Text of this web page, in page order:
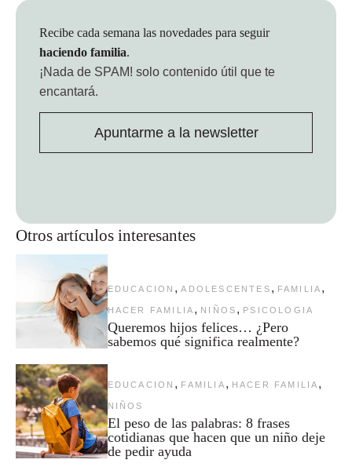
Otros artículos interesantes
EDUCACION , ADOLESCENTES , FAMILIA ,
HACER FAMILIA , NIÑOS , PSICOLOGIA
Queremos hijos felices… ¿Pero
sabemos qué significa realmente?
EDUCACION , FAMILIA , HACER FAMILIA ,
NIÑOS
El peso de las palabras: 8 frases
cotidianas que hacen que un niño deje
de pedir ayuda
Recibe cada semana las novedades para seguir
haciendo familia.
¡Nada de SPAM! solo contenido útil que te
encantará.
Apuntarme a la newsletter